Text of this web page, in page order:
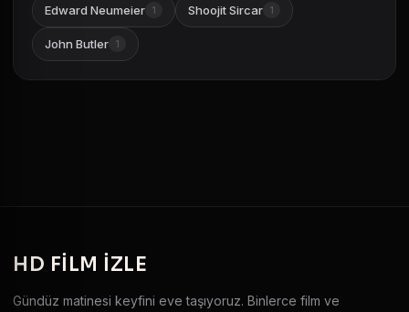
Edward Neumeier 1 Shoojit Sircar 1
John Butler 1
HD FILM IZLE
Gündüz matinesi keyfini eve taşıyoruz. Binlerce film ve